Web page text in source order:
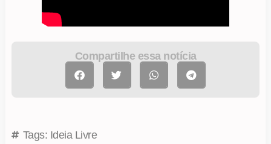
Compartilhe essa notícia
Tags: Ideia Livre